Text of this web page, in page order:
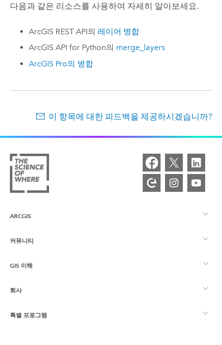
다음과 같은 리소스를 사용하여 자세히 알아보세요.
ArcGIS REST API의 레이어 병합
ArcGIS API for Python의 merge_layers
ArcGIS Pro의 병합
이 항목에 대한 피드백을 제공하시겠습니까?
ARCGIS
ArcGIS Overview
커뮤니티
Esri 커뮤니티
ArcGIS Blog
GIS 이해
GIS란?
로케이션 인텔리전스
회사
Esri 정보
특별 프로그램